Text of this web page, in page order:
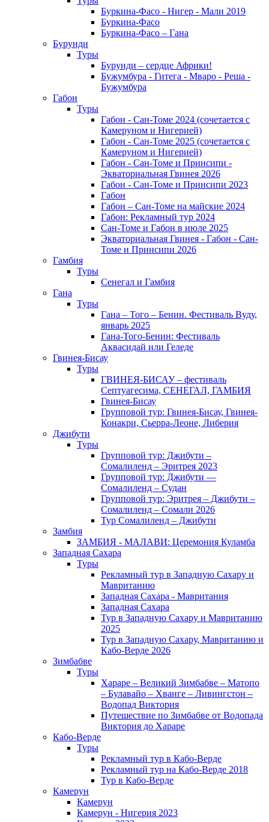
Буркина-Фасо - Нигер - Мали 2019
Буркина-Фасо
Буркина-Фасо – Гана
Бурунди
Туры
Бурунди – сердце Африки!
Бужумбура - Гитега - Мваро - Реша -
Бужумбура
Габон
Туры
Габон - Сан-Томе 2024 (сочетается с
Камеруном и Нигерией)
Габон - Сан-Томе 2025 (сочетается с
Камеруном и Нигерией)
Габон - Сан-Томе и Принсипи -
Экваториальная Гвинея 2026
Габон - Сан-Томе и Принсипи 2023
Габон
Габон – Сан-Томе на майские 2024
Габон: Рекламный тур 2024
Сан-Томе и Габон в июле 2025
Экваториальная Гвинея - Габон - Сан-
Томе и Принсипи 2026
Гамбия
Туры
Сенегал и Гамбия
Гана
Туры
Гана – Того – Бенин. Фестиваль Вуду,
январь 2025
Гана-Того-Бенин: Фестиваль
Аквасидай или Геледе
Гвинея-Бисау
Туры
ГВИНЕЯ-БИСАУ – фестиваль
Септуагесима, СЕНЕГАЛ, ГАМБИЯ
Гвинея-Бисау
Групповой тур: Гвинея-Бисау, Гвинея-
Конакри, Сьерра-Леоне, Либерия
Джибути
Туры
Групповой тур: Джибути –
Cомалиленд – Эритрея 2023
Групповой тур: Джибути —
Сомалиленд – Судан
Групповой тур: Эритрея – Джибути –
Сомалиленд – Сомали 2026
Тур Cомалиленд – Джибути
Замбия
ЗАМБИЯ - МАЛАВИ: Церемония Куламба
Западная Сахара
Туры
Рекламный тур в Западную Сахару и
Мавританию
Западная Сахара - Мавритания
Западная Сахара
Тур в Западную Сахару и Мавританию
2025
Тур в Западную Сахару, Мавританию и
Кабо-Верде 2026
Зимбабве
Туры
Хараре – Великий Зимбабве – Матопо
– Булавайо – Хванге – Ливингстон –
Водопад Виктория
Путешествие по Зимбабве от Водопада
Виктория до Хараре
Кабо-Верде
Туры
Рекламный тур в Кабо-Верде
Рекламный тур на Кабо-Верде 2018
Тур в Кабо-Верде
Камерун
Камерун
Камерун - Нигерия 2023